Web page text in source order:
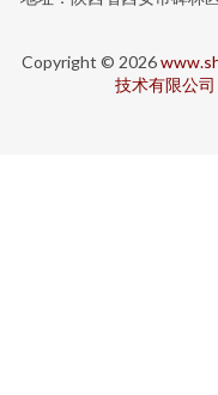
Copyright © 2026
技术有限公司